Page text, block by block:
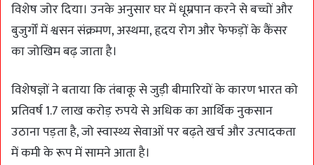
विशेष जोर दिया। उनके अनुसार घर में धूम्रपान करने से बच्चों और
बुजुर्गों में श्वसन संक्रमण, अस्थमा, हृदय रोग और फेफड़ों के कैंसर
का जोखिम बढ़ जाता है।
विशेषज्ञों ने बताया कि तंबाकू से जुड़ी बीमारियों के कारण भारत को
प्रतिवर्ष 1.7 लाख करोड़ रुपये से अधिक का आर्थिक नुकसान
उठाना पड़ता है, जो स्वास्थ्य सेवाओं पर बढ़ते खर्च और उत्पादकता
में कमी के रूप में सामने आता है।